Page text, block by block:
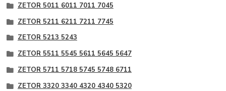
ZETOR 5011 6011 7011 7045
ZETOR 5211 6211 7211 7745
ZETOR 5213 5243
ZETOR 5511 5545 5611 5645 5647
ZETOR 5711 5718 5745 5748 6711
ZETOR 3320 3340 4320 4340 5320